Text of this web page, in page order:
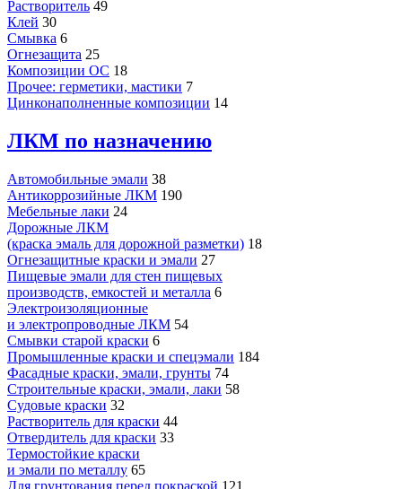
Растворитель 49
Клей 30
Смывка 6
Огнезащита 25
Композиции ОС 18
Прочее: герметики, мастики 7
Цинконаполненные композиции 14
ЛКМ по назначению
Автомобильные эмали 38
Антикоррозийные ЛКМ 190
Мебельные лаки 24
Дорожные ЛКМ
(краска эмаль для дорожной разметки) 18
Огнезащитные краски и эмали 27
Пищевые эмали для стен пищевых
производств, емкостей и металла 6
Электроизоляционные
и электропроводные ЛКМ 54
Смывки старой краски 6
Промышленные краски и спецэмали 184
Фасадные краски, эмали, грунты 74
Строительные краски, эмали, лаки 58
Судовые краски 32
Растворитель для краски 44
Отвердитель для краски 33
Термостойкие краски
и эмали по металлу 65
Для грунтования перед покраской 121